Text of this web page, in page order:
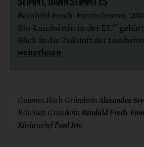
Reinhild Frech-Emmelmann,
Bio-Landwirtin in der EU”
Blick in die Zukunft der
weiterlesen
Gaumen Hoch-GründerinAlexandra
ReinSaat-Gründerin Reinhild Frech-
Küchenchef Paul Ivić.